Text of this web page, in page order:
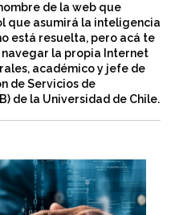
CINE Y TV
Egresados
de la web que
que asumirá la inteligencia
está resuelta, pero acá te
la propia Internet
académico y jefe de
de Servicios de
de la Universidad de Chile.